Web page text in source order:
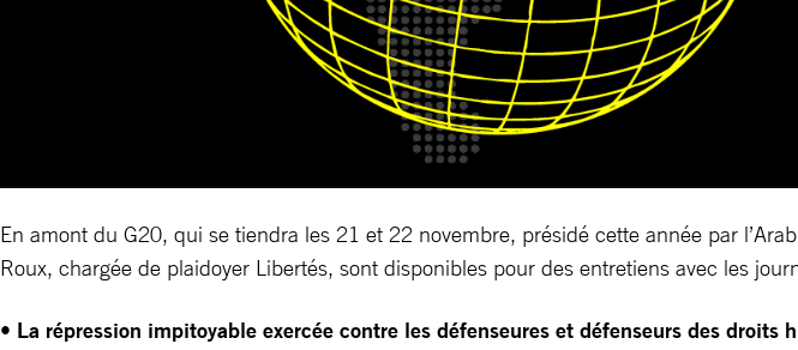
En amont du G20, qui se tiendra les 21 et 22 novembre, présidé cette année par
Roux, chargée de plaidoyer Libertés, sont disponibles pour des entretiens avec les
• La répression impitoyable exercée contre les défenseures et défenseurs des droits